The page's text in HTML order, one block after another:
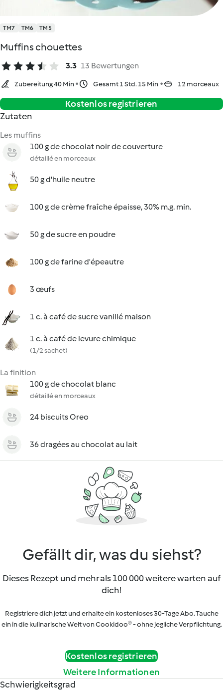
TM7 TM6 TM5
Muffins chouettes
3.3 13 Bewertungen
Zubereitung 40 Min Gesamt 1 Std. 15 Min 12 morceaux
Kostenlos registrieren
Zutaten
Les muffins
100 g de chocolat noir de couverture
détaillé en morceaux
50 g d'huile neutre
100 g de crème fraîche épaisse, 30% m.g. min.
50 g de sucre en poudre
100 g de farine d'épeautre
3 œufs
1 c. à café de sucre vanillé maison
1 c. à café de levure chimique
(1/2 sachet)
La finition
100 g de chocolat blanc
détaillé en morceaux
24 biscuits Oreo
36 dragées au chocolat au lait
Gefällt dir, was du siehst?
Dieses Rezept und mehr als 100 000 weitere warten auf
dich!
Registriere dich jetzt und erhalte ein kostenloses 30-Tage Abo. Tauche
ein in die kulinarische Welt von Cookidoo® - ohne jegliche Verpflichtung.
Kostenlos registrieren
Weitere Informationen
Schwierigkeitsgrad